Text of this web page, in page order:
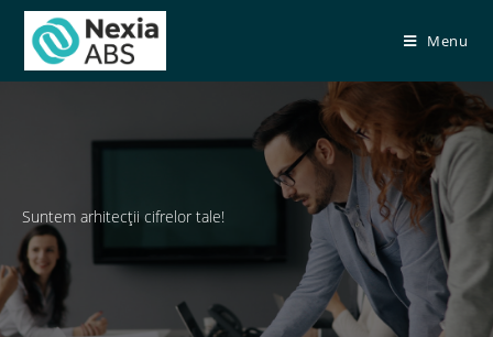
Menu
Suntem arhitecţii cifrelor tale!